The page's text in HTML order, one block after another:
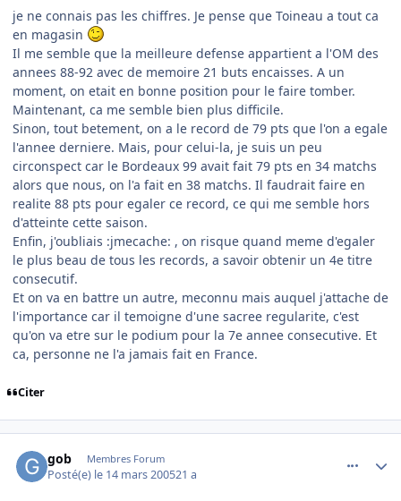
je ne connais pas les chiffres. Je pense que Toineau a tout ca
en magasin
Il me semble que la meilleure defense appartient a l'OM des
annees 88-92 avec de memoire 21 buts encaisses. A un
moment, on etait en bonne position pour le faire tomber.
Maintenant, ca me semble bien plus difficile.
Sinon, tout betement, on a le record de 79 pts que l'on a egale
l'annee derniere. Mais, pour celui-la, je suis un peu
circonspect car le Bordeaux 99 avait fait 79 pts en 34 matchs
alors que nous, on l'a fait en 38 matchs. Il faudrait faire en
realite 88 pts pour egaler ce record, ce qui me semble hors
d'atteinte cette saison.
Enfin, j'oubliais :jmecache: , on risque quand meme d'egaler
le plus beau de tous les records, a savoir obtenir un 4e titre
consecutif.
Et on va en battre un autre, meconnu mais auquel j'attache de
l'importance car il temoigne d'une sacree regularite, c'est
qu'on va etre sur le podium pour la 7e annee consecutive. Et
ca, personne ne l'a jamais fait en France.
Citer
gob Membres Forum
Posté(e) le 14 mars 200521 a